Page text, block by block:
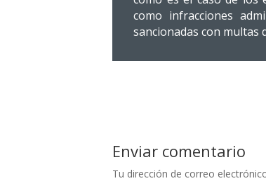
como infracciones
sancionadas con multas
Enviar comentario
Tu dirección de correo